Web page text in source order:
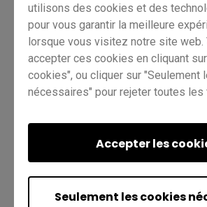
utilisons des cookies et des
pour vous garantir la meilleure
lorsque vous visitez notre site web.
accepter ces cookies en cliquant
cookies", ou cliquer sur "Seulement
nécessaires" pour rejeter toutes les
paramètres de cookies à tout
d'informations, veuillez consulter
matière de cookieset notre
confidentialité.
Seulement les cookies
Accepter les
Master RM03 Master RM02 Essentiel
Enseignant IT Formateur
Est-ce utile ?